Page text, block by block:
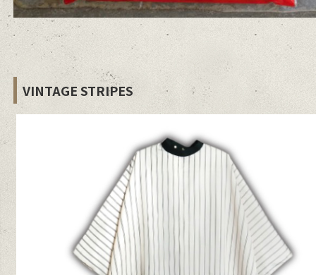
VINTAGE STRIPES